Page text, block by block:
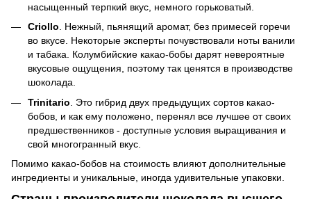
насыщенный терпкий вкус, немного горьковатый.
Criollo. Нежный, пьянящий аромат, без примесей горечи
во вкусе. Некоторые эксперты почувствовали ноты ванили
и табака. Колумбийские какао-бобы дарят невероятные
вкусовые ощущения, поэтому так ценятся в производстве
шоколада.
Trinitario . Это гибрид двух предыдущих сортов какао-
бобов, и как ему положено, перенял все лучшее от своих
предшественников - доступные условия выращивания и
свой многогранный вкус.
Помимо какао-бобов на стоимость влияют дополнительные
ингредиенты и уникальные, иногда удивительные упаковки.